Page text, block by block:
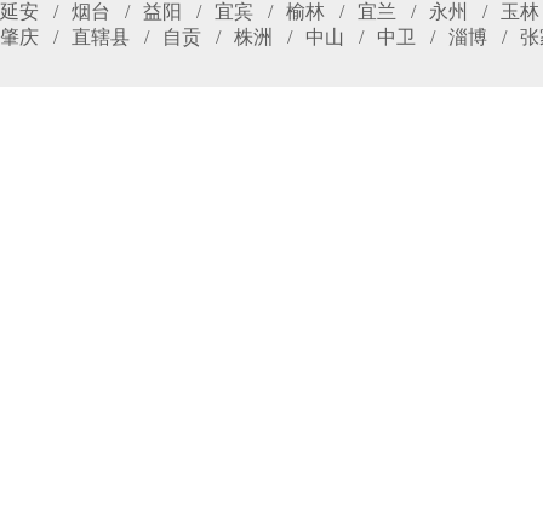
延安
烟台 益阳 宜宾 榆林 宜兰 永州
玉林
肇庆
直辖县 自贡 株洲 中山 中卫 淄博 张